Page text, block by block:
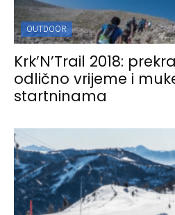
OUTDOOR
Krk’N’Trail 2018:
odlično vrijeme i
startninama